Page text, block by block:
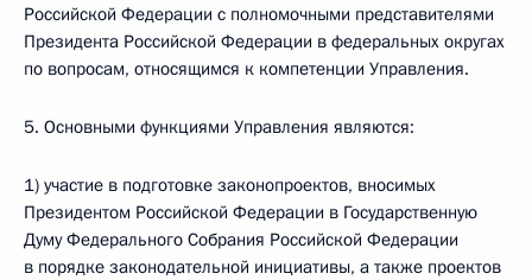
Российской Федерации с полномочными представителями
Президента Российской Федерации в федеральных округах
по вопросам, относящимся к компетенции Управления.
5. Основными функциями Управления являются:
1) участие в подготовке законопроектов, вносимых
Президентом Российской Федерации в Государственную
Думу Федерального Собрания Российской Федерации
в порядке законодательной инициативы, а также проектов